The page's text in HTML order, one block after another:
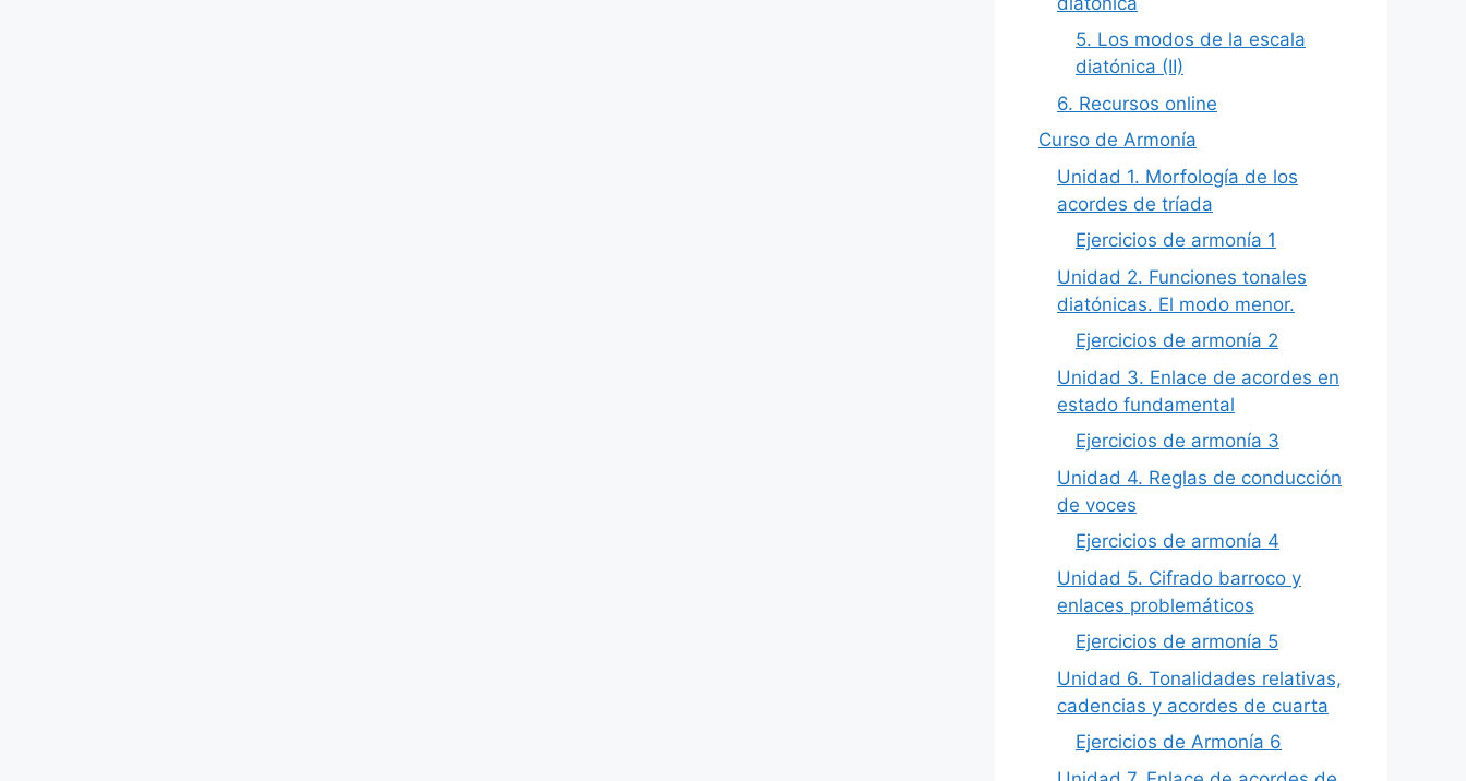
5. Los modos de la escala
diatónica (II)
6. Recursos online
Curso de Armonía
Unidad 1. Morfología de los
acordes de tríada
Ejercicios de armonía 1
Unidad 2. Funciones tonales
diatónicas. El modo menor.
Ejercicios de armonía 2
Unidad 3. Enlace de acordes en
estado fundamental
Ejercicios de armonía 3
Unidad 4. Reglas de conducción
de voces
Ejercicios de armonía 4
Unidad 5. Cifrado barroco y
enlaces problemáticos
Ejercicios de armonía 5
Unidad 6. Tonalidades relativas,
cadencias y acordes de cuarta
Ejercicios de Armonía 6